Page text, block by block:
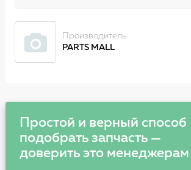
Производитель
PARTS MALL
Простой и верный способ
подобрать запчасть —
доверить это